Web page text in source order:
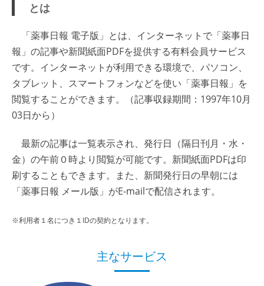
とは
「薬事日報 電子版」とは、インターネットで「薬事日
報」の記事や新聞紙面PDFを提供する有料会員サービス
です。インターネットが利用できる環境で、パソコン、
タブレット、スマートフォンなどを使い「薬事日報」を
閲覧することができます。（記事収録期間：1997年10月
03日から）
最新の記事は一覧表示され、発行日（隔日刊月・水・
金）の午前０時より閲覧が可能です。新聞紙面PDFは印
刷することもできます。また、新聞発行日の早朝には
「薬事日報 メール版」がE-mailで配信されます。
※利用者１名につき１IDの契約となります。
主なサービス